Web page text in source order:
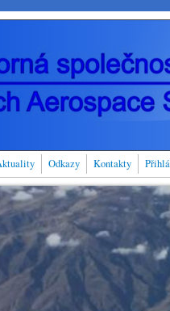
Odkazy Kontakty